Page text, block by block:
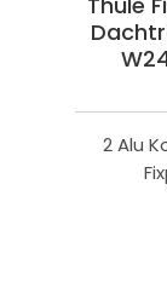
2 Alu